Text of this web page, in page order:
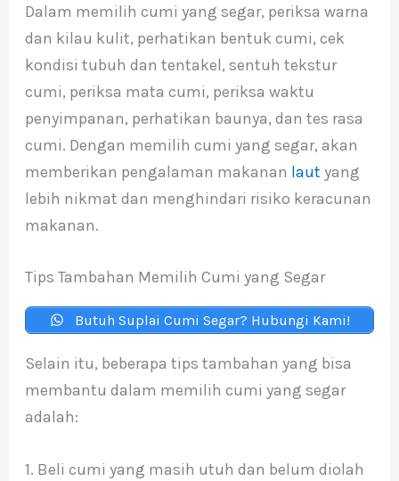
Dalam memilih cumi yang segar, periksa warna
dan kilau kulit, perhatikan bentuk cumi, cek
kondisi tubuh dan tentakel, sentuh tekstur
cumi, periksa mata cumi, periksa waktu
penyimpanan, perhatikan baunya, dan tes rasa
cumi. Dengan memilih cumi yang segar, akan
memberikan pengalaman makanan laut yang
lebih nikmat dan menghindari risiko keracunan
makanan.
Tips Tambahan Memilih Cumi yang Segar
Butuh Suplai Cumi Segar? Hubungi Kami!
Selain itu, beberapa tips tambahan yang bisa
membantu dalam memilih cumi yang segar
adalah:
1. Beli cumi yang masih utuh dan belum diolah